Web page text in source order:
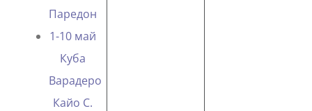
Паредон
1-10 май
Куба
Варадеро
Кайо С.